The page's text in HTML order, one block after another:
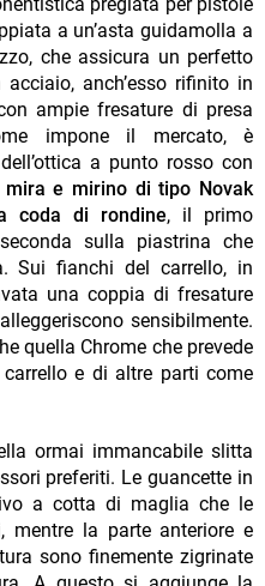
a un’asta guidamolla a
che assicura un perfetto
anch’esso rifinito in
ampie fresature di presa
impone il mercato, è
a punto rosso con
mira e mirino di tipo Novak
coda di rondine, il primo
sulla piastrina che
Sui fianchi del carrello, in
una coppia di fresature
sensibilmente.
quella Chrome che prevede
e di altre parti come
ormai immancabile slitta
preferiti. Le guancette in
a cotta di maglia che le
mentre la parte anteriore e
sono finemente zigrinate